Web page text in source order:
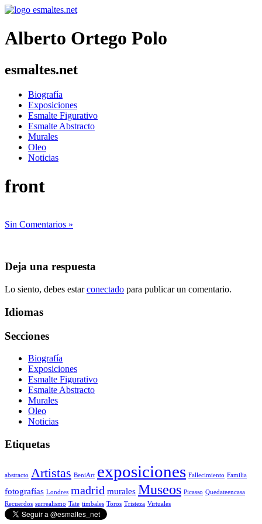
Alberto Ortego Polo
esmaltes.net
Biografía
Exposiciones
Esmalte Figurativo
Esmalte Abstracto
Murales
Oleo
Noticias
front
Sin Comentarios »
Deja una respuesta
Lo siento, debes estarconectado para publicar un comentario.
Idiomas
Secciones
Biografía
Exposiciones
Esmalte Figurativo
Esmalte Abstracto
Murales
Oleo
Noticias
Etiquetas
abstracto Artistas BeniArt exposiciones Fallecimiento Familia
fotografías Londres madrid murales Museos Picasso Quedateencasa
Recuerdos surrealismo Tate timbales Toros Tristeza Virtuales